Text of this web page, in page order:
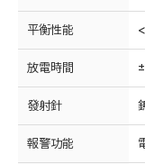
平衡性能
放電時間
發射針
報警功能